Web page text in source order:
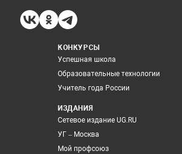
КОНКУРСЫ
Успешная школа
Образовательные технологии
Учитель года России
ИЗДАНИЯ
Сетевое издание UG.RU
УГ – Москва
Мой профсоюз